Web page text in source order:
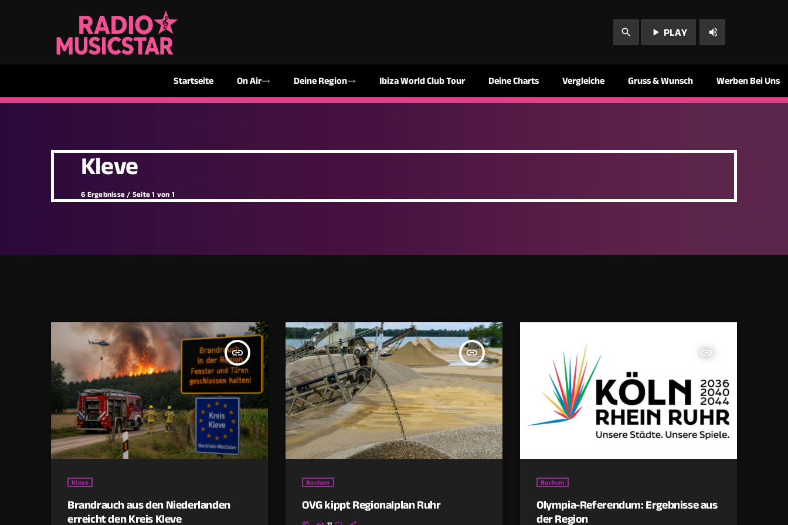
Startseite On Air Deine Region Ibiza World Club Tour Deine Charts Vergleiche Gruss & Wunsch Werben Bei Uns
search play_arrow PLAY volume_up
Kleve
6 Ergebnisse / Seite 1 von 1
insert_link
Kleve
Brandrauch aus den Niederlanden
erreicht den Kreis Kleve
insert_link
Bochum
OVG kippt Regionalplan Ruhr
insert_link
Bochum
Olympia-Referendum: Ergebnisse aus
der Region